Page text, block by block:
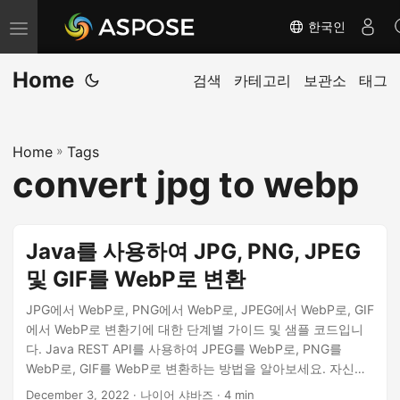
내
비
게
전
환
한국인
Home 검색 카테고리 보관소 태그
Home » Tags
convert jpg to webp
Java를 사용하여 JPG, PNG, JPEG
및 GIF를 WebP로 변환
JPG에서 WebP로, PNG에서 WebP로, JPEG에서 WebP로, GIF
에서 WebP로 변환기에 대한 단계별 가이드 및 샘플 코드입니
다. Java REST API를 사용하여 JPEG를 WebP로, PNG를
WebP로, GIF를 WebP로 변환하는 방법을 알아보세요. 자신만
의 JPG to WebP 변환기 또는 PNG to WebP 변환기를 개발하
December 3, 2022 · 나이어 샤바즈 · 4 min